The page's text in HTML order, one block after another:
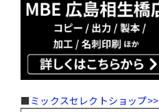
■ミックスセレクトショップ>>